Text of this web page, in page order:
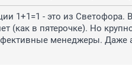
1+1=1 - это из Светофора.
(как в пятерочке). Но
менеджеры. Даже